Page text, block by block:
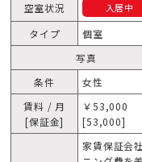
空室状況 入居中
タイプ
個室
写真
条件
女性
賃料 / 月
[保証金]
￥53,000
[53,000]
家賃保証会